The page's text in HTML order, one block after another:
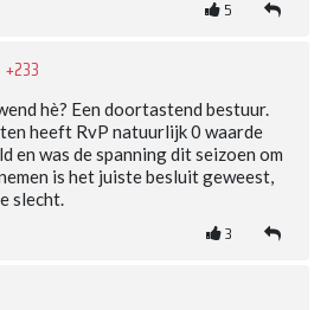
5
+233
hè? Een doortastend bestuur.
heeft RvP natuurlijk 0 waarde
en was de spanning dit seizoen om
is het juiste besluit geweest,
slecht.
3